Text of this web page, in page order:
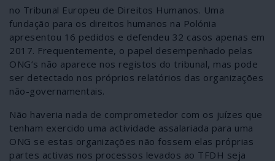
no Tribunal Europeu de Direitos Humanos. Uma
fundação para os direitos humanos na Polónia
apresentou 16 pedidos e defendeu 32 casos apenas em
2017. Frequentemente, o papel desempenhado pelas
ONG’s não aparece nos registos do tribunal, mas pode
ser detectado nos próprios relatórios das organizações
não-governamentais.
Não haveria nada de comprometedor com os juízes que
tenham exercido uma actividade assalariada para uma
ONG se estas organizações não fossem elas próprias
partes activas nos processos levados ao TFDH seja